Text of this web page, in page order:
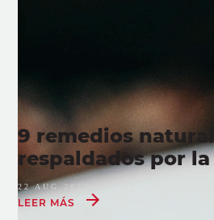
9 remedios
respaldados por
22 AUG 2022
LEER MÁS